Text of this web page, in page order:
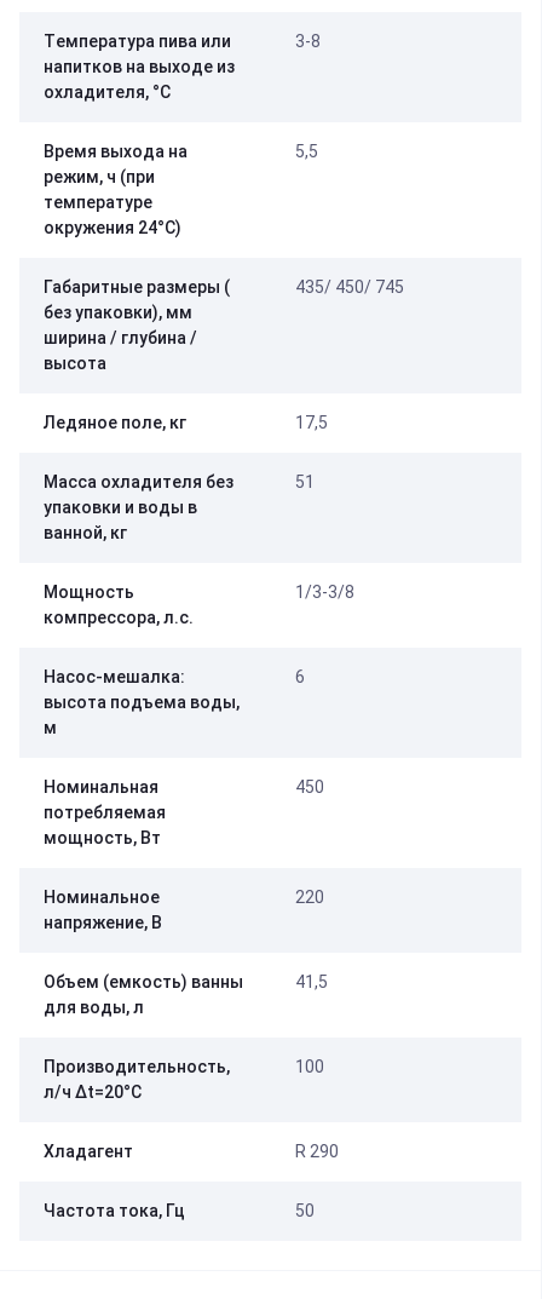
Tемпература пива или
напитков на выходе из
охладителя, °C
3-8
Время выхода на
режим, ч (при
температуре
окружения 24°C)
5,5
Габаритные размеры (
без упаковки), мм
ширина / глубина /
высота
435/ 450/ 745
Ледяное поле, кг 17,5
Масса охладителя без
упаковки и воды в
ванной, кг
51
Мощность
компрессора, л.с.
1/3-3/8
Насос-мешалка:
высота подъема воды,
м
6
Номинальная
потребляемая
мощность, Вт
450
Номинальное
напряжение, В
220
Объем (емкость) ванны
для воды, л
41,5
Производительность,
л/ч ∆t=20°C
100
Хладагент R 290
Частота тока, Гц 50